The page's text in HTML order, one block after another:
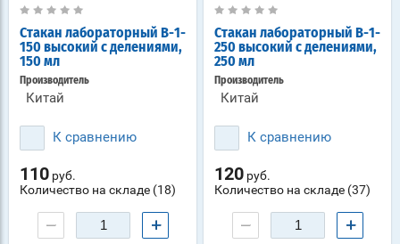
Стакан лабораторный В-1-
150 высокий с делениями,
150 мл
Производитель
Китай
К сравнению
110 руб.
Количество на складе (18)
− +
Стакан лабораторный В-1-
250 высокий с делениями,
250 мл
Производитель
Китай
К сравнению
120 руб.
Количество на складе (37)
− +